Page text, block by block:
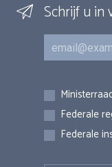
Schrijf u in
E-mail
Inschrijvingen
Federale
Federale